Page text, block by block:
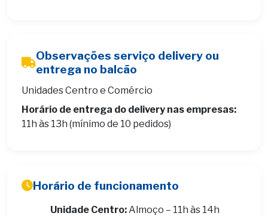
Observações serviço delivery ou
entrega no balcão
Unidades Centro e Comércio
Horário de entrega do delivery nas empresas:
11h às 13h (mínimo de 10 pedidos)
Horário de funcionamento
Unidade Centro: Almoço – 11h às 14h